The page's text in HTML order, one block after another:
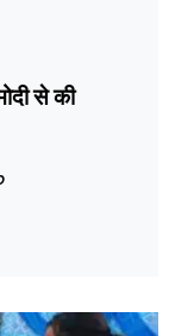
से की